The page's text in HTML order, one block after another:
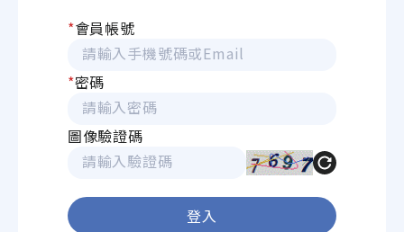
*會員帳號
*密碼
圖像驗證碼
登入